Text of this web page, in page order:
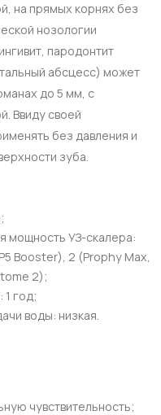
на прямых корнях без
нозологии
пародонтит
абсцесс) может
до 5 мм, с
Ввиду своей
без давления и
зуба.
мощность УЗ-скалера:
Booster), 2 (Prophy Max,
2);
год;
воды: низкая.
чувствительность;